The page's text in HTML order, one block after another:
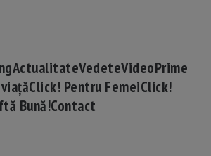
ActualitateVedeteVideoPrime
Click! Pentru FemeiClick!
Bună!Contact